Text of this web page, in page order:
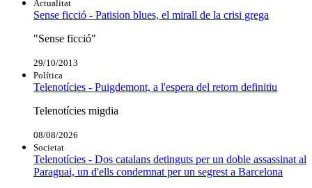
Actualitat
Sense ficció - Patision blues, el mirall de la crisi grega
"Sense ficció"
29/10/2013
Política
Telenotícies - Puigdemont, a l'espera del retorn definitiu
Telenotícies migdia
08/08/2026
Societat
Telenotícies - Dos catalans detinguts per un doble assassinat al
Paraguai, un d'ells condemnat per un segrest a Barcelona